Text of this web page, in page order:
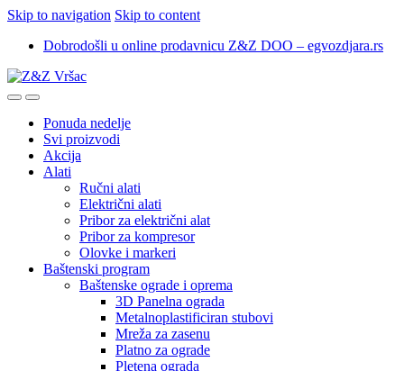
Skip to navigation Skip to content
Dobrodošli u online prodavnicu Z&Z DOO – egvozdjara.rs
Ponuda nedelje
Svi proizvodi
Akcija
Alati
Ručni alati
Električni alati
Pribor za električni alat
Pribor za kompresor
Olovke i markeri
Baštenski program
Baštenske ograde i oprema
3D Panelna ograda
Metalnoplastificiran stubovi
Mreža za zasenu
Platno za ograde
Pletena ograda